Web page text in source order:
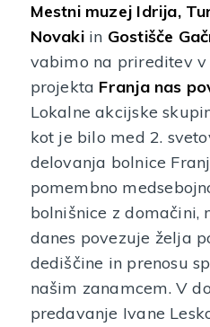
Mestni muzej Idrija,
Novakiin Gostišče
vabimo na prireditev
projekta Franja nas
Lokalne akcijske
kot je bilo med 2.
delovanja bolnice
pomembno
bolnišnice z domačini,
danes povezuje želja
dediščine in prenosu
našim zanamcem. V
predavanje Ivane